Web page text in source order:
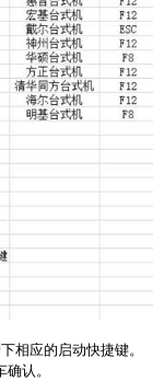
相应的启动快捷键。
认。